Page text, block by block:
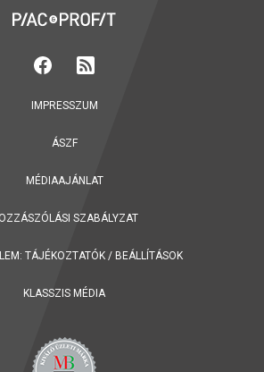
IMPRESSZUM
ÁSZF
MÉDIAAJÁNLAT
SZABÁLYZAT
TÁJÉKOZTATÓK / BEÁLLÍTÁSOK
KLASSZIS MÉDIA